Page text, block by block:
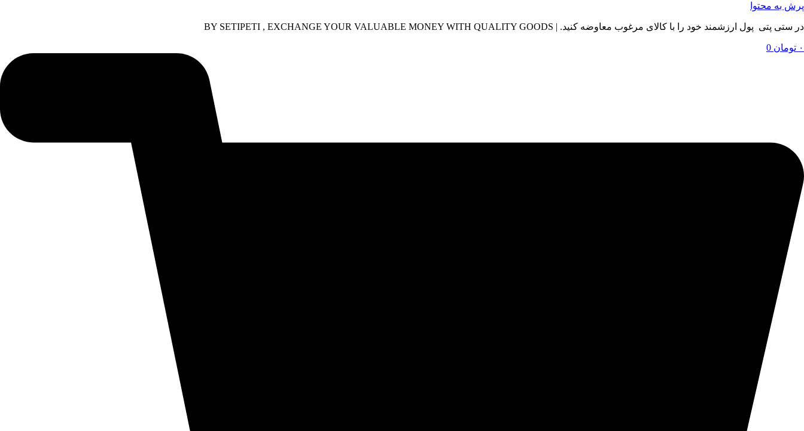
پرش به محتوا
در ستی پتی پول ارزشمند خود را با کالای مرغوب معاوضه کنید. | BY SETIPETI , EXCHANGE YOUR VALUABLE MONEY WITH QUALITY GOODS
۰ تومان 0